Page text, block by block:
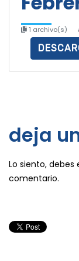
1 archivo(s)
deja
Lo siento, debes
comentario.